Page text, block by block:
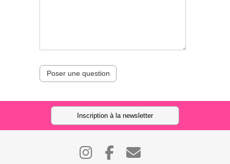
Poser une question
Inscription à la newsletter